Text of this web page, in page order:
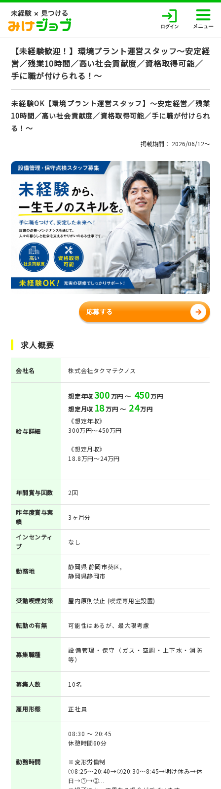
【未経験歓迎！】環境プラント運営スタッフ～安定経
営／残業10時間／高い社会貢献度／資格取得可能／
手に職が付けられる！～
未経験OK【環境プラント運営スタッフ】～安定経営／残業
10時間／高い社会貢献度／資格取得可能／手に職が付けられ
る！～
掲載期間： 2026/06/12〜
応募する
求人概要
会社名 株式会社タクマテクノス
給与詳細
想定年収300万円 ～ 450万円
想定月収 18万円 ～ 24万円
《想定年収》
300万円～450万円
《想定月収》
18.8万円～24万円
年間賞与回数 2回
昨年度賞与実
績
3ヶ月分
インセンティ
ブ
なし
勤務地
静岡県 静岡市葵区,
静岡県静岡市
受動喫煙対策 屋内原則禁止 (喫煙専用室設置)
転勤の有無 可能性はあるが、最大限考慮
募集職種
設備管理・保守（ガス・空調・上下水・消防
等）
募集人数 10名
雇用形態 正社員
勤務時間
08:30 ～ 20:45
休憩時間60分
※変形労働制
①8:25～20:40→②20:30～8:45→明け休み→休
日→①→②...